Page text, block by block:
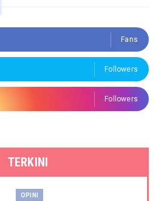
Fans
Followers
Followers
TERKINI
OPINI